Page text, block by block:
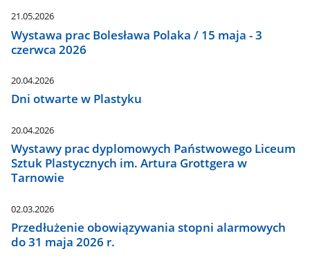
21.05.2026
Wystawa prac Bolesława Polaka / 15 maja - 3
czerwca 2026
20.04.2026
Dni otwarte w Plastyku
20.04.2026
Wystawy prac dyplomowych Państwowego Liceum
Sztuk Plastycznych im. Artura Grottgera w
Tarnowie
02.03.2026
Przedłużenie obowiązywania stopni alarmowych
do 31 maja 2026 r.